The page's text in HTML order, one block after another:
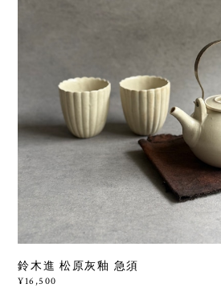
鈴木進 松原灰釉 急須
¥16,500